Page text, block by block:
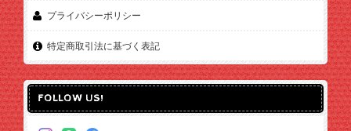
プライバシーポリシー
特定商取引法に基づく表記
FOLLOW US!